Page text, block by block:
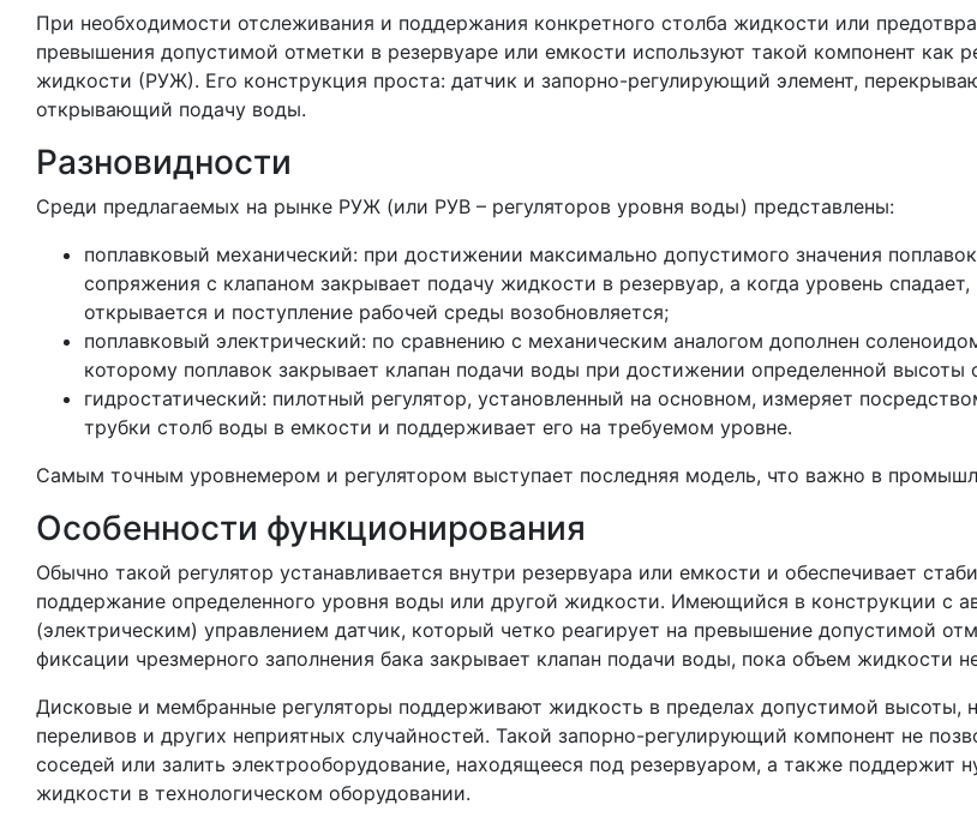
При необходимости отслеживания и поддержания конкретного столба жидкости или
превышения допустимой отметки в резервуаре или емкости используют такой компонент как
жидкости (РУЖ). Его конструкция проста: датчик и запорно-регулирующий элемент,
открывающий подачу воды.
Разновидности
Среди предлагаемых на рынке РУЖ (или РУВ – регуляторов уровня воды) представлены:
поплавковый механический: при достижении максимально допустимого значения
сопряжения с клапаном закрывает подачу жидкости в резервуар, а когда уровень спадает,
открывается и поступление рабочей среды возобновляется;
поплавковый электрический: по сравнению с механическим аналогом дополнен
которому поплавок закрывает клапан подачи воды при достижении определенной высоты
гидростатический: пилотный регулятор, установленный на основном, измеряет
трубки столб воды в емкости и поддерживает его на требуемом уровне.
Самым точным уровнемером и регулятором выступает последняя модель, что важно в
Особенности функционирования
Обычно такой регулятор устанавливается внутри резервуара или емкости и обеспечивает
поддержание определенного уровня воды или другой жидкости. Имеющийся в конструкции с
(электрическим) управлением датчик, который четко реагирует на превышение допустимой
фиксации чрезмерного заполнения бака закрывает клапан подачи воды, пока объем жидкости
Дисковые и мембранные регуляторы поддерживают жидкость в пределах допустимой высоты,
переливов и других неприятных случайностей. Такой запорно-регулирующий компонент не
соседей или залить электрооборудование, находящееся под резервуаром, а также поддержит
жидкости в технологическом оборудовании.